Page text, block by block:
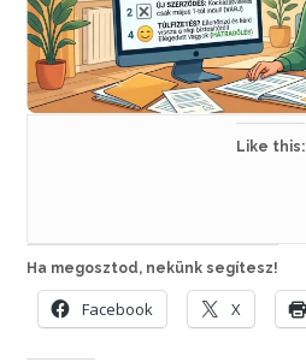
Like this:
Ha megosztod, nekünk segítesz!
Facebook X